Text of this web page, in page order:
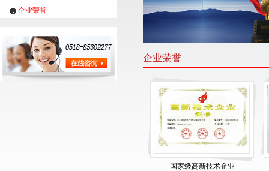
企业荣誉
企业荣誉
国家级高新技术企业